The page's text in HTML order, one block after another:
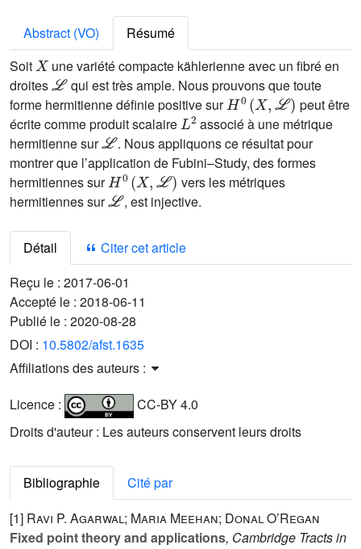
Abstract (VO)
Résumé
Soit
X
une variété compacte kählerienne avec un fibré en
droites
ℒ
qui est très ample. Nous prouvons que toute
forme hermitienne définie positive sur
H0(X,ℒ)
peut être
écrite comme produit scalaire
L2
associé à une métrique
hermitienne sur
ℒ
. Nous appliquons ce résultat pour
montrer que l’application de Fubini–Study, des formes
hermitiennes sur
H0(X,ℒ)
vers les métriques
hermitiennes sur
ℒ
, est injective.
Détail
Citer cet article
Reçu le : 2017-06-01
Accepté le : 2018-06-11
Publié le : 2020-08-28
DOI : 10.5802/afst.1635
Affiliations des auteurs :
Licence :
CC-BY 4.0
Droits d'auteur : Les auteurs conservent leurs droits
Bibliographie
Cité par
[1] Ravi P. Agarwal; Maria Meehan; Donal O’Regan
Fixed point theory and applications, Cambridge Tracts in